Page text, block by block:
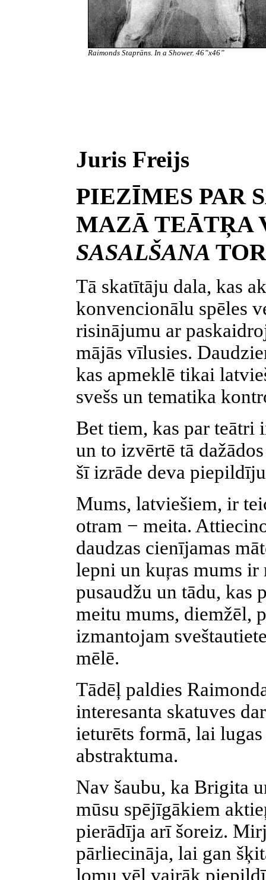
Raimonds Staprāns. In a Shower. 46”x46”
Juris Freijs
PIEZĪMES PAR
MAZĀ TEĀTŖA
SASALŠANA
Tā skatītāju dala, kas
konvencionālu spēles
risinājumu ar
mājās vīlusies.
kas apmeklē tikai
svešs un tematika
Bet tiem, kas par teātri
un to izvērtē tā
šī izrāde deva
Mums, latviešiem, ir
otram − meita.
daudzas cienījamas
lepni un kuŗas mums
pusaudžu un tādu, kas
meitu mums, diemžēl,
izmantojam
mēlē.
Tādēļ paldies
interesanta skatuves
ieturēts formā, lai
abstraktuma.
Nav šaubu, ka Brigita
mūsu spējīgākiem
pierādīja arī šoreiz.
pārliecināja, lai gan
lomu vēl vairāk